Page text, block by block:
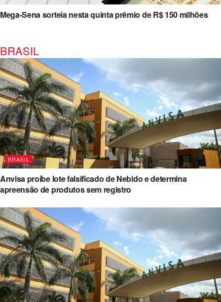
Mega-Sena sorteia nesta quinta prêmio de R$ 150 milhões
BRASIL
BRASIL
Anvisa proíbe lote falsificado de Nebido e determina
apreensão de produtos sem registro